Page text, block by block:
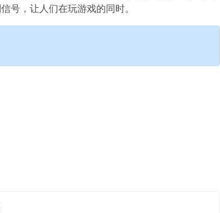
号，让人们在玩游戏的同时。